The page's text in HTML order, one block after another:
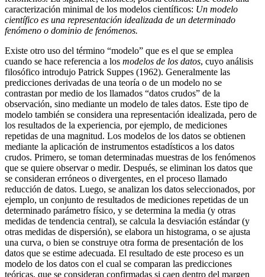
caracterización minimal de los modelos científicos: Un modelo
científico es una representación idealizada de un determinado
fenómeno o dominio de fenómenos.
Existe otro uso del término “modelo” que es el que se emplea
cuando se hace referencia a los modelos de los datos, cuyo análisis
filosófico introdujo Patrick Suppes (1962). Generalmente las
predicciones derivadas de una teoría o de un modelo no se
contrastan por medio de los llamados “datos crudos” de la
observación, sino mediante un modelo de tales datos. Este tipo de
modelo también se considera una representación idealizada, pero de
los resultados de la experiencia, por ejemplo, de mediciones
repetidas de una magnitud. Los modelos de los datos se obtienen
mediante la aplicación de instrumentos estadísticos a los datos
crudos. Primero, se toman determinadas muestras de los fenómenos
que se quiere observar o medir. Después, se eliminan los datos que
se consideran erróneos o divergentes, en el proceso llamado
reducción de datos. Luego, se analizan los datos seleccionados, por
ejemplo, un conjunto de resultados de mediciones repetidas de un
determinado parámetro físico, y se determina la media (y otras
medidas de tendencia central), se calcula la desviación estándar (y
otras medidas de dispersión), se elabora un histograma, o se ajusta
una curva, o bien se construye otra forma de presentación de los
datos que se estime adecuada. El resultado de este proceso es un
modelo de los datos con el cual se comparan las predicciones
teóricas, que se consideran confirmadas si caen dentro del margen